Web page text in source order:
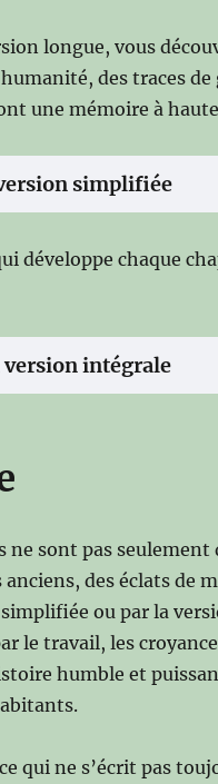
longue, vous
des traces
une mémoire à
simplifiée
développe chaque
version intégrale
sont pas seulement
des éclats de
ou par la
le travail, les
humble et
qui ne s’écrit pas